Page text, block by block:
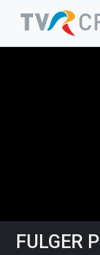
FULGER